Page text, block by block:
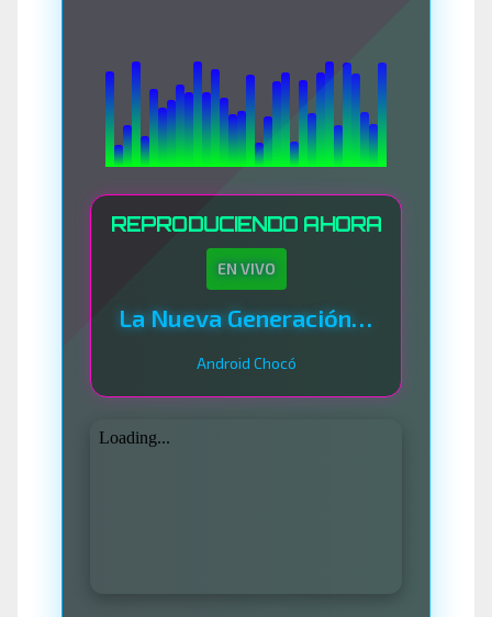
REPRODUCIENDO AHORA
EN VIVO
La Nueva Generación Del Sistema
Android Chocó